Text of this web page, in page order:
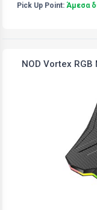
Pick Up Point: Άμεσα
NOD Vortex